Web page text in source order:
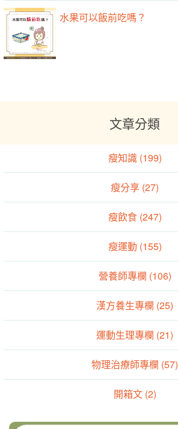
水果可以飯前吃嗎？
文章分類
瘦知識 (199)
瘦分享 (27)
瘦飲食 (247)
瘦運動 (155)
營養師專欄 (106)
漢方養生專欄 (25)
運動生理專欄 (21)
物理治療師專欄 (57)
開箱文 (2)